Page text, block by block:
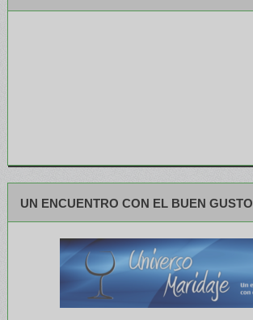
UN ENCUENTRO CON EL BUEN GUSTO